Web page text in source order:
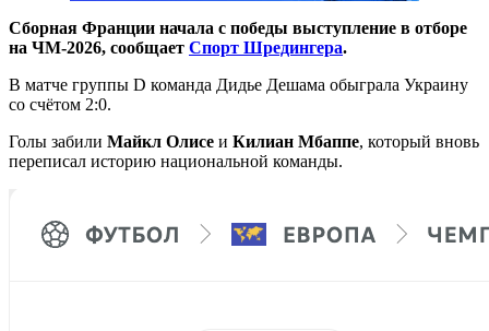
Сборная Франции начала с победы выступление в отборе
на ЧМ-2026, сообщает Спорт Шредингера.
В матче группы D команда Дидье Дешама обыграла Украину
со счётом 2:0.
Голы забили Майкл Олисе и Килиан Мбаппе, который вновь
переписал историю национальной команды.